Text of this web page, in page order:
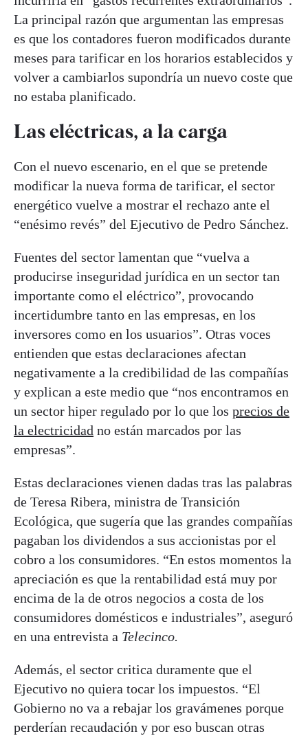
La principal razón que argumentan las empresas
es que los contadores fueron modificados durante
meses para tarificar en los horarios establecidos y
volver a cambiarlos supondría un nuevo coste que
no estaba planificado.
Las eléctricas, a la carga
Con el nuevo escenario, en el que se pretende
modificar la nueva forma de tarificar, el sector
energético vuelve a mostrar el rechazo ante el
“enésimo revés” del Ejecutivo de Pedro Sánchez.
Fuentes del sector lamentan que “vuelva a
producirse inseguridad jurídica en un sector tan
importante como el eléctrico”, provocando
incertidumbre tanto en las empresas, en los
inversores como en los usuarios”. Otras voces
entienden que estas declaraciones afectan
negativamente a la credibilidad de las compañías
y explican a este medio que “nos encontramos en
un sector hiper regulado por lo que los precios de
la electricidad no están marcados por las
empresas”.
Estas declaraciones vienen dadas tras las palabras
de Teresa Ribera, ministra de Transición
Ecológica, que sugería que las grandes compañías
pagaban los dividendos a sus accionistas por el
cobro a los consumidores. “En estos momentos la
apreciación es que la rentabilidad está muy por
encima de la de otros negocios a costa de los
consumidores domésticos e industriales”, aseguró
en una entrevista a Telecinco.
Además, el sector critica duramente que el
Ejecutivo no quiera tocar los impuestos. “El
Gobierno no va a rebajar los gravámenes porque
perderían recaudación y por eso buscan otras